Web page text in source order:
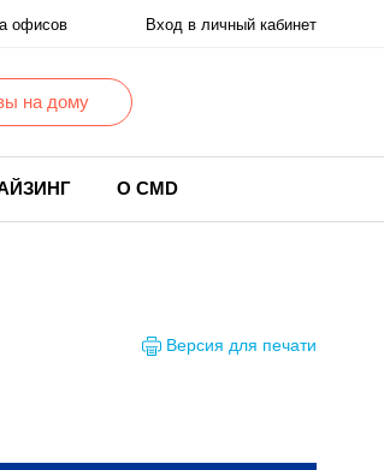
офисов Вход в личный кабинет
на дому
О CMD
Версия для печати